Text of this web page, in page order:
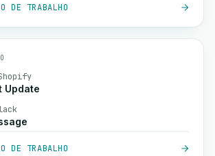
DE TRABALHO
Update
DE TRABALHO